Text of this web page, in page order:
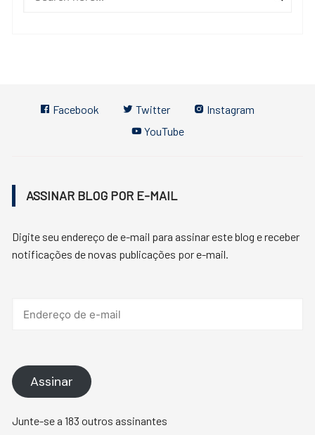
Facebook Twitter
Instagram
YouTube
ASSINAR BLOG POR E-MAIL
Digite seu endereço de e-mail para assinar este blog e receber
notificações de novas publicações por e-mail.
Assinar
Junte-se a 183 outros assinantes